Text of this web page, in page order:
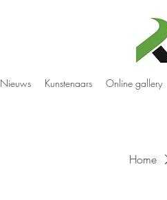
Nieuws Kunstenaars Online gallery
Home